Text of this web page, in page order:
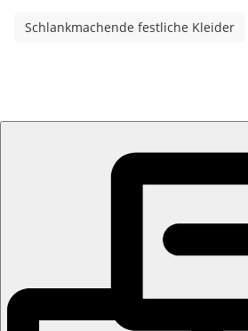
Schlankmachende festliche Kleider